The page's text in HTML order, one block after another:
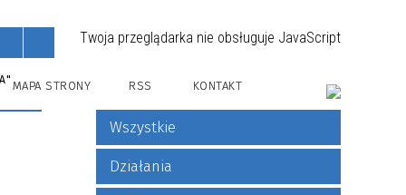
Twoja przeglądarka nie obsługuje JavaScript
MAPA STRONY RSS KONTAKT
Wszystkie
Działania